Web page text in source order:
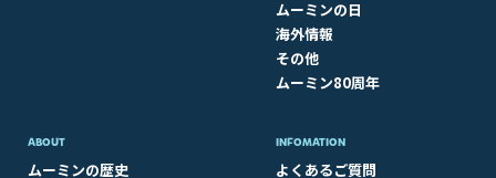
ムーミンの日
海外情報
その他
ムーミン80周年
ABOUT​
ムーミンの歴史
INFOMATION
よくあるご質問